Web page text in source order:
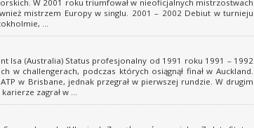
W 2001 roku triumfował w nieoficjalnych mistrzostwach
mistrzem Europy w singlu. 2001 – 2002 Debiut w turnieju
...
Isa (Australia) Status profesjonalny od 1991 roku 1991 – 1992
w challengerach, podczas których osiągnął finał w Auckland.
w Brisbane, jednak przegrał w pierwszej rundzie. W drugim
zagrał w ...